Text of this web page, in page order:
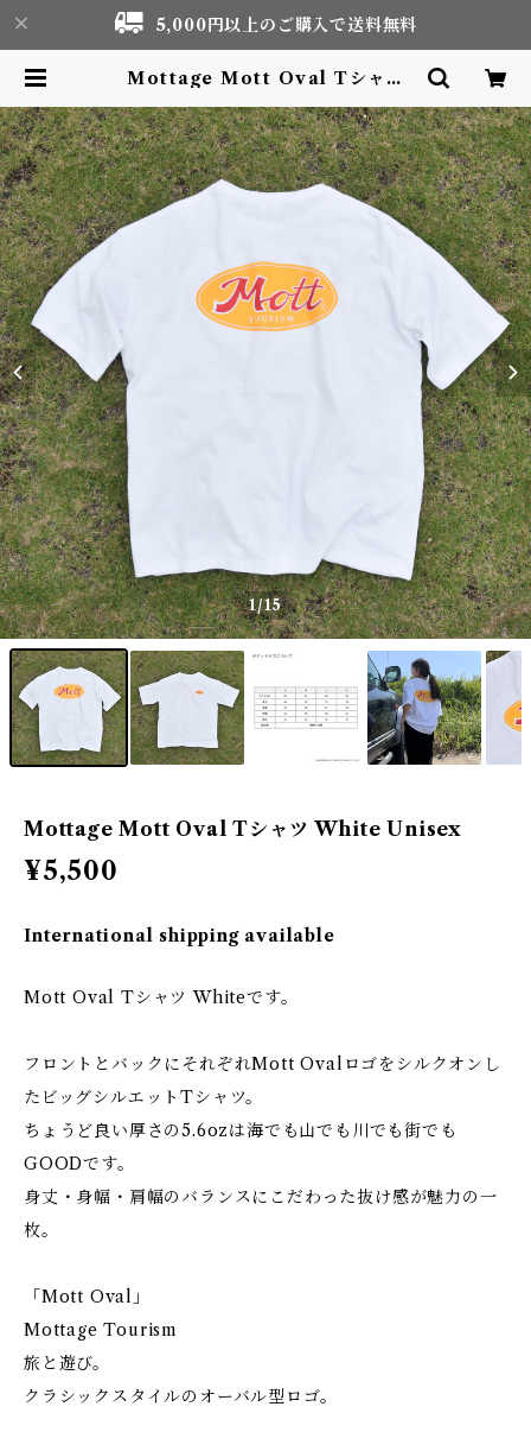
5,000円以上のご購入で送料無料
Mottage Mott Oval Tシャツ
Outdoor Adventure Tourism
gear shop
1/15
Mottage Mott Oval Tシャツ White Unisex
¥5,500
International shipping available
Mott Oval Tシャツ Whiteです。
フロントとバックにそれぞれMott Ovalロゴをシルクオンし
たビッグシルエットTシャツ。
ちょうど良い厚さの5.6ozは海でも山でも川でも街でも
GOODです。
身丈・身幅・肩幅のバランスにこだわった抜け感が魅力の一
枚。
「Mott Oval」
Mottage Tourism
旅と遊び。
クラシックスタイルのオーバル型ロゴ。